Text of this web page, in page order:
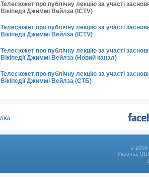
Телесюжет про публічну лекцію за участі
Вікіпедії Джиммі Вейлза (ICTV)
Телесюжет про публічну лекцію за участі
Вікіпедії Джиммі Вейлза (ICTV)
Телесюжет про публічну лекцію за участі
Вікіпедії Джиммі Вейлза (Новий канал)
Телесюжет про публічну лекцію за участі
Вікіпедії Джиммі Вейлза (СТБ)
© 2006
Україна,